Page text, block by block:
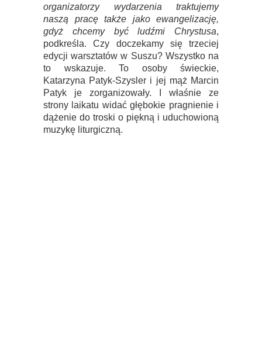
organizatorzy wydarzenia traktujemy
naszą pracę także jako ewangelizację,
gdyż chcemy być ludźmi Chrystusa,
podkreśla. Czy doczekamy się trzeciej
edycji warsztatów w Suszu? Wszystko na
to wskazuje. To osoby świeckie,
Katarzyna Patyk-Szysler i jej mąż Marcin
Patyk je zorganizowały. I właśnie ze
strony laikatu widać głębokie pragnienie i
dążenie do troski o piękną i uduchowioną
muzykę liturgiczną.